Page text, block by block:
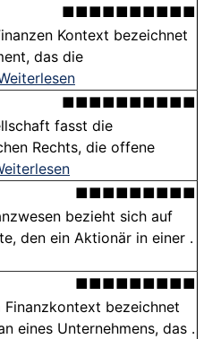
■■■■■■■■■■
Kontext bezeichnet
das die
■■■■■■■■■■
fasst die
Rechts, die offene
■■■■■■■■■
bezieht sich auf
den ein Aktionär in einer .
■■■■■■■■■
bezeichnet
eines Unternehmens, das .